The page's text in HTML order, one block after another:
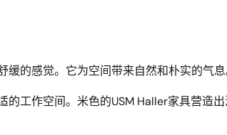
缓的感觉。它为空间带来自然和朴实的气息
的工作空间。米色的USM Haller家具营造